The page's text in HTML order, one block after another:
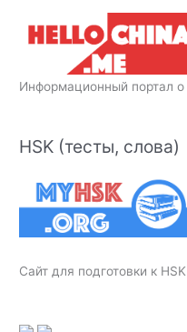
Информационный портал о
HSK (тесты, слова)
Сайт для подготовки к HSK